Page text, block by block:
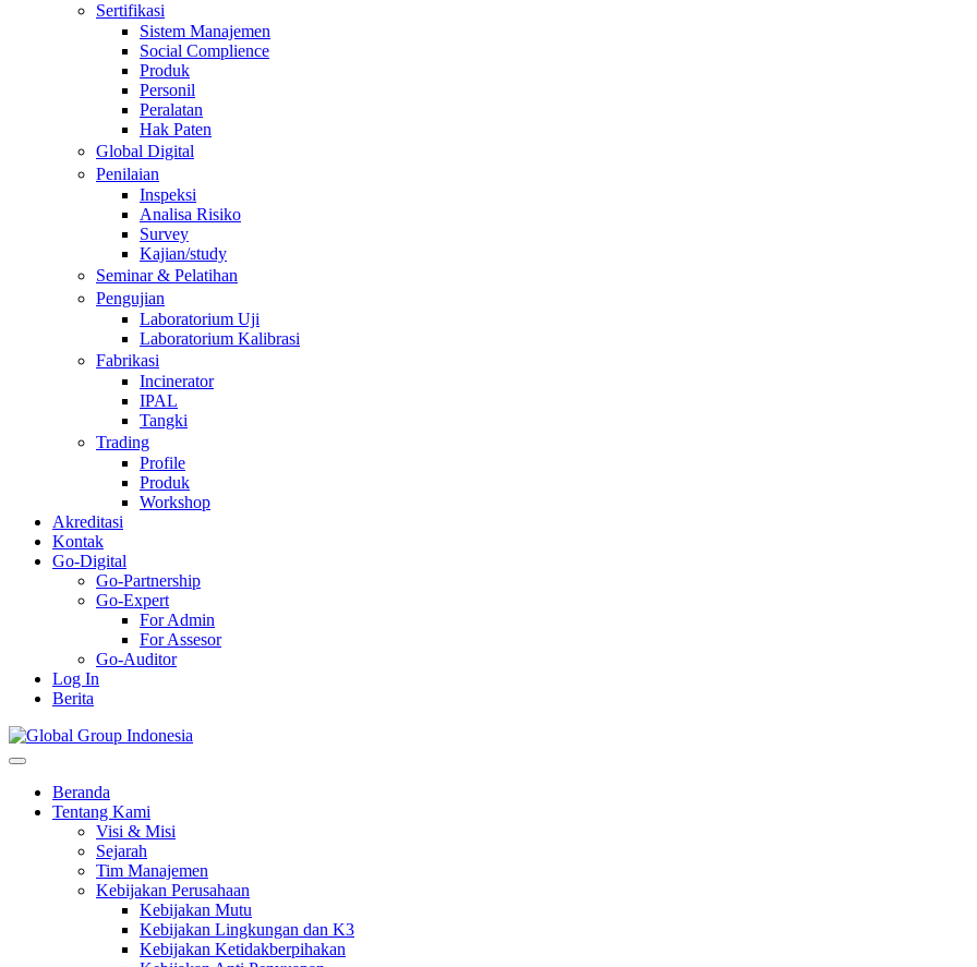
Sertifikasi
Sistem Manajemen
Social Complience
Produk
Personil
Peralatan
Hak Paten
Global Digital
Penilaian
Inspeksi
Analisa Risiko
Survey
Kajian/study
Seminar & Pelatihan
Pengujian
Laboratorium Uji
Laboratorium Kalibrasi
Fabrikasi
Incinerator
IPAL
Tangki
Trading
Profile
Produk
Workshop
Akreditasi
Kontak
Go-Digital
Go-Partnership
Go-Expert
For Admin
For Assesor
Go-Auditor
Log In
Berita
Beranda
Tentang Kami
Visi & Misi
Sejarah
Tim Manajemen
Kebijakan Perusahaan
Kebijakan Mutu
Kebijakan Lingkungan dan K3
Kebijakan Ketidakberpihakan